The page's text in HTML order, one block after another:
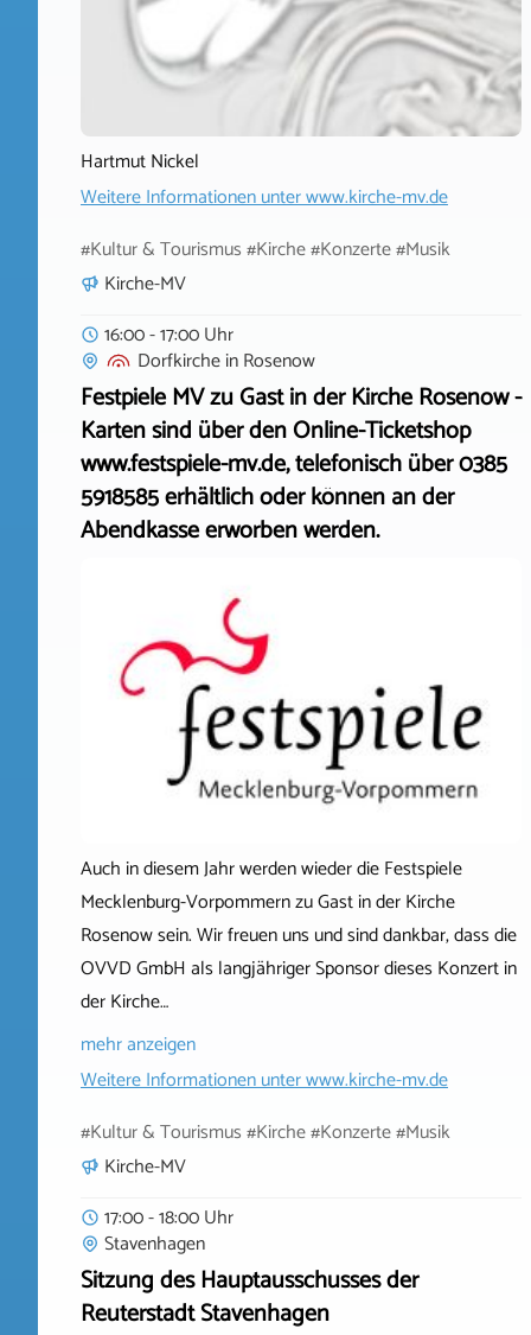
Hartmut Nickel
Weitere Informationen unterwww.kirche-mv.de
#Kultur & Tourismus #Kirche #Konzerte #Musik
Kirche-MV
16:00 - 17:00 Uhr
DorfkircheinRosenow
Festpiele MV zu Gast in der Kirche Rosenow -
Karten sind über den Online-Ticketshop
www.festspiele-mv.de, telefonisch über 0385
5918585 erhältlich oder können an der
Abendkasse erworben werden.
Auch in diesem Jahr werden wieder die Festspiele
Mecklenburg-Vorpommern zu Gast in der Kirche
Rosenow sein. Wir freuen uns und sind dankbar, dass die
OVVD GmbH als langjähriger Sponsor dieses Konzert in
der Kirche…
mehr anzeigen
Weitere Informationen unterwww.kirche-mv.de
#Kultur & Tourismus #Kirche #Konzerte #Musik
Kirche-MV
17:00 - 18:00 Uhr
Stavenhagen
Sitzung des Hauptausschusses der
Reuterstadt Stavenhagen